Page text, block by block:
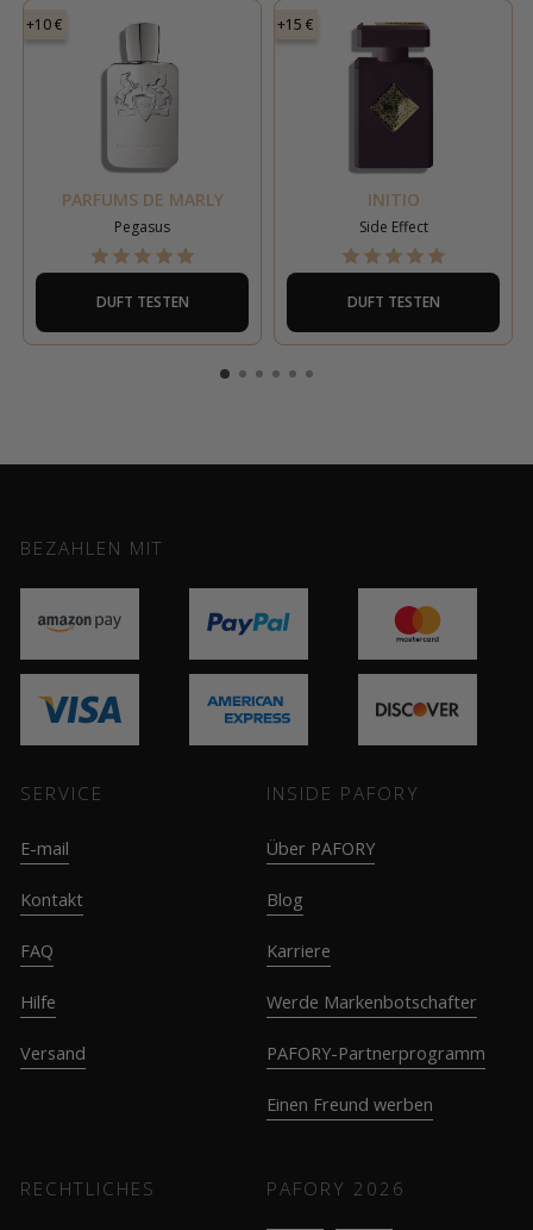
+10 €
PARFUMS DE MARLY
Pegasus
DUFT TESTEN
+15 €
INITIO
Side Effect
DUFT TESTEN
BEZAHLEN MIT
SERVICE
E-mail
Kontakt
FAQ
Hilfe
Versand
INSIDE PAFORY
Über PAFORY
Blog
Karriere
Werde Markenbotschafter
PAFORY-Partnerprogramm
Einen Freund werben
RECHTLICHES PAFORY 2026